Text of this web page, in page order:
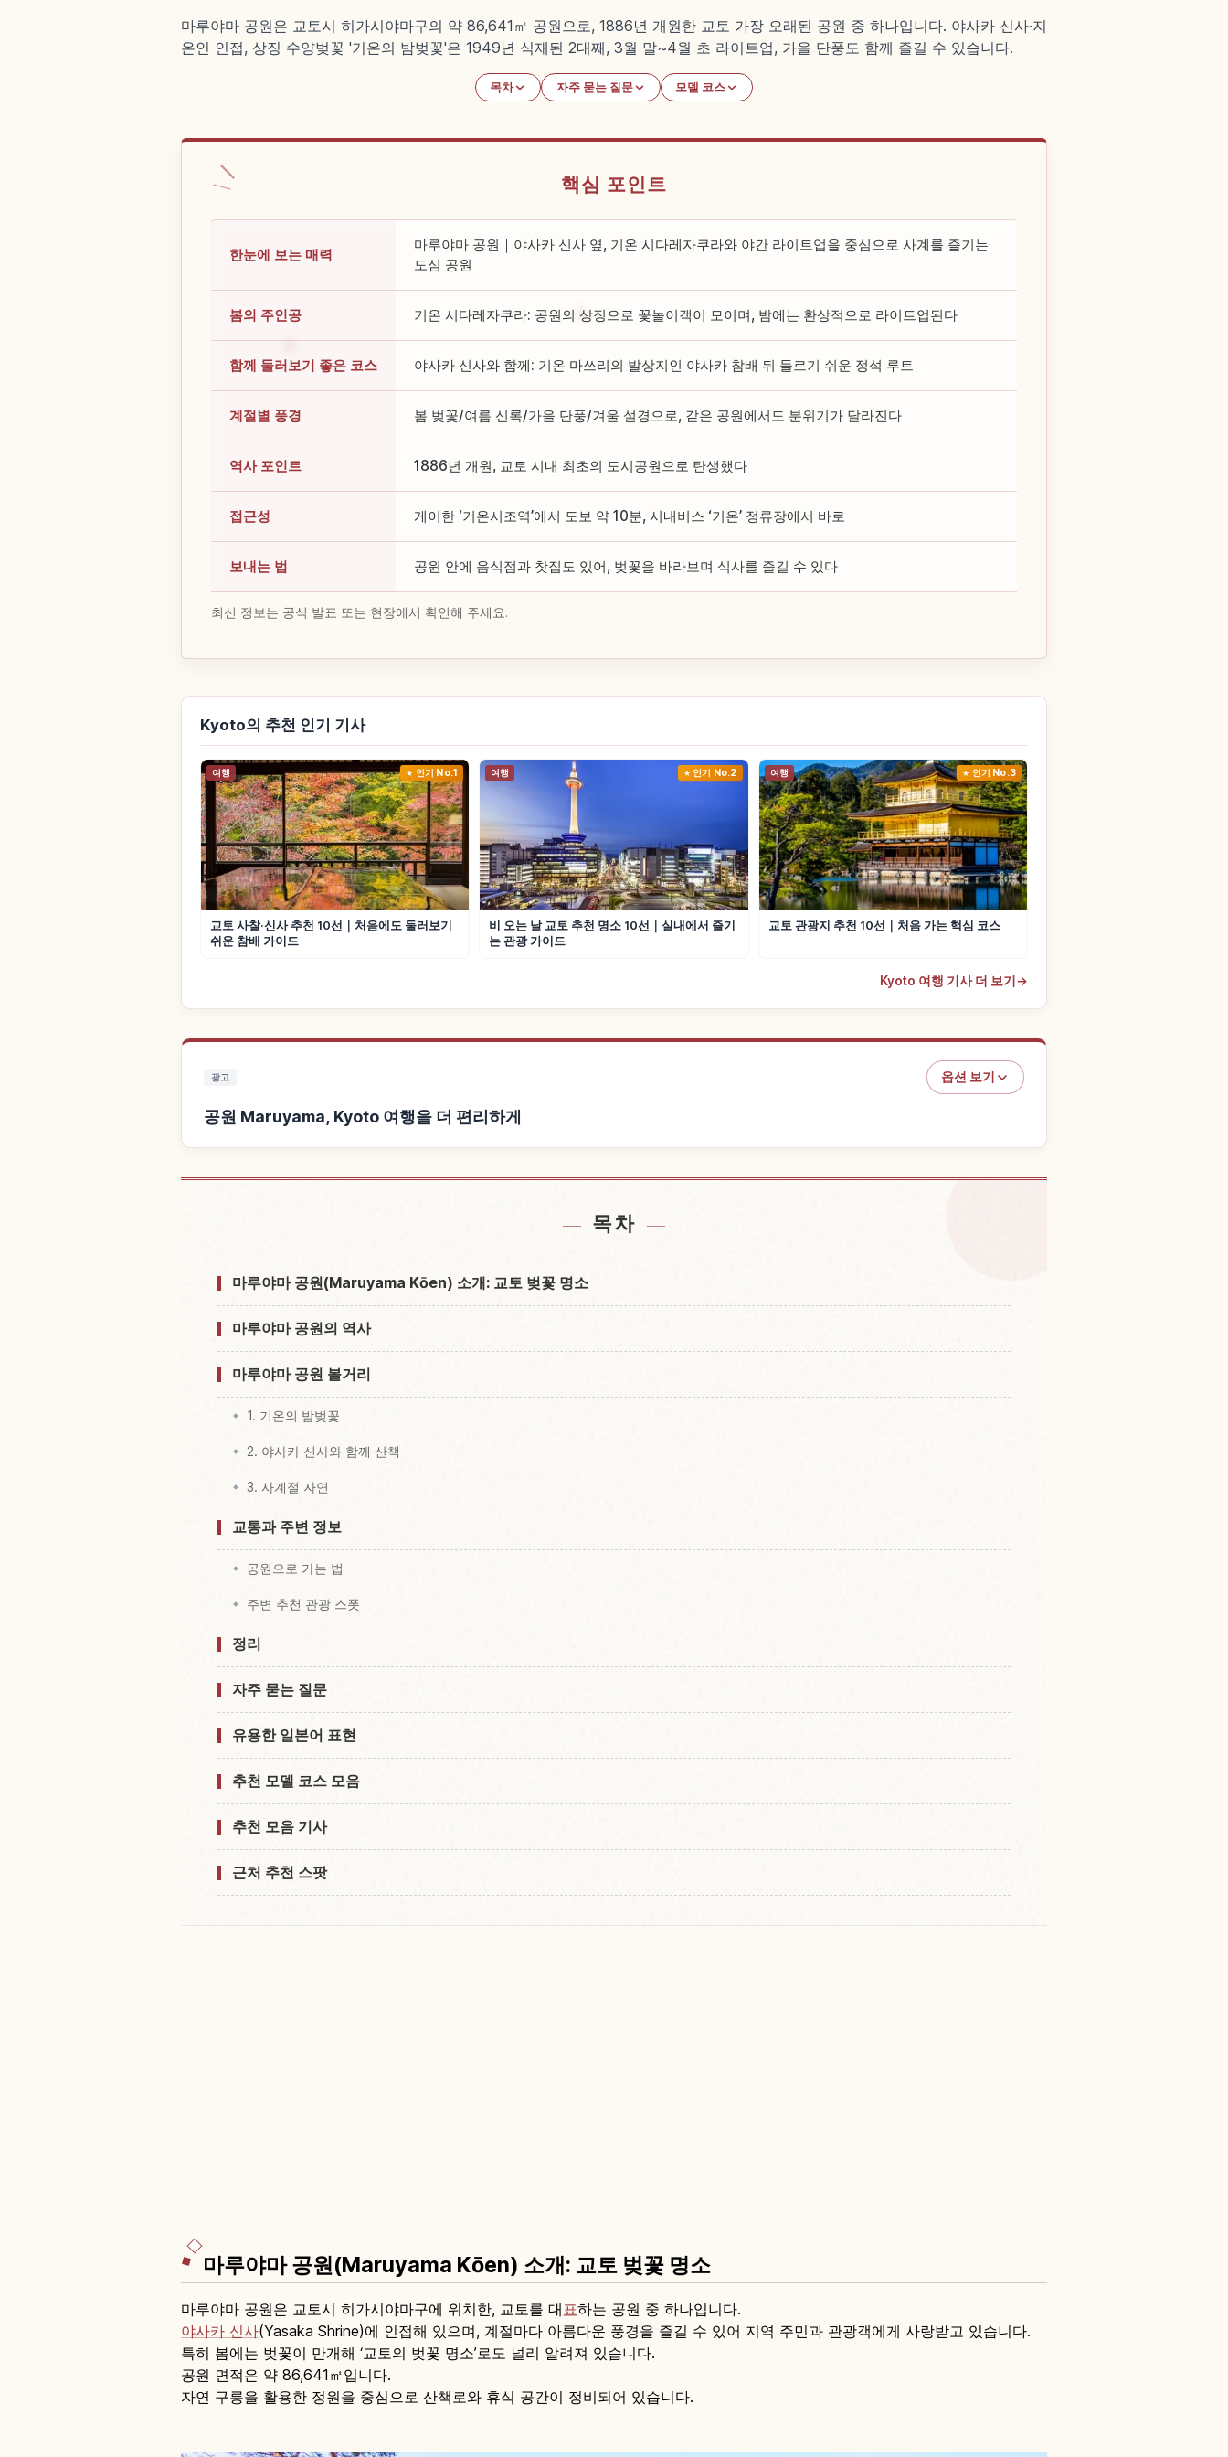
마루야마 공원은 교토시 히가시야마구의 약 86,641㎡ 공원으로, 1886년 개원한 교토 가장 오래된 공원 중 하나입니다. 야사카 신사·지
온인 인접, 상징 수양벚꽃 '기온의 밤벚꽃'은 1949년 식재된 2대째, 3월 말~4월 초 라이트업, 가을 단풍도 함께 즐길 수 있습니다.
목차 자주 묻는 질문 모델 코스
핵심 포인트
한눈에 보는 매력
마루야마 공원｜야사카 신사 옆, 기온 시다레자쿠라와 야간 라이트업을 중심으로 사계를 즐기는
도심 공원
봄의 주인공 기온 시다레자쿠라: 공원의 상징으로 꽃놀이객이 모이며, 밤에는 환상적으로 라이트업된다
함께 둘러보기 좋은 코스 야사카 신사와 함께: 기온 마쓰리의 발상지인 야사카 참배 뒤 들르기 쉬운 정석 루트
계절별 풍경 봄 벚꽃/여름 신록/가을 단풍/겨울 설경으로, 같은 공원에서도 분위기가 달라진다
역사 포인트 1886년 개원, 교토 시내 최초의 도시공원으로 탄생했다
접근성 게이한 ‘기온시조역’에서 도보 약 10분, 시내버스 ‘기온’ 정류장에서 바로
보내는 법 공원 안에 음식점과 찻집도 있어, 벚꽃을 바라보며 식사를 즐길 수 있다
최신 정보는 공식 발표 또는 현장에서 확인해 주세요.
Kyoto의 추천 인기 기사
여행 인기 No.1
교토 사찰·신사 추천 10선｜처음에도 둘러보기
쉬운 참배 가이드
여행 인기 No.2
비 오는 날 교토 추천 명소 10선｜실내에서 즐기
는 관광 가이드
여행 인기 No.3
교토 관광지 추천 10선｜처음 가는 핵심 코스
Kyoto 여행 기사 더 보기 →
광고 옵션 보기
공원 Maruyama, Kyoto 여행을 더 편리하게
목차
마루야마 공원(Maruyama Kōen) 소개: 교토 벚꽃 명소
마루야마 공원의 역사
마루야마 공원 볼거리
1. 기온의 밤벚꽃
2. 야사카 신사와 함께 산책
3. 사계절 자연
교통과 주변 정보
공원으로 가는 법
주변 추천 관광 스폿
정리
자주 묻는 질문
유용한 일본어 표현
추천 모델 코스 모음
추천 모음 기사
근처 추천 스팟
마루야마 공원(Maruyama Kōen) 소개: 교토 벚꽃 명소
마루야마 공원은 교토시 히가시야마구에 위치한, 교토를 대표하는 공원 중 하나입니다.
야사카 신사(Yasaka Shrine)에 인접해 있으며, 계절마다 아름다운 풍경을 즐길 수 있어 지역 주민과 관광객에게 사랑받고 있습니다.
특히 봄에는 벚꽃이 만개해 ‘교토의 벚꽃 명소’로도 널리 알려져 있습니다.
공원 면적은 약 86,641㎡입니다.
자연 구릉을 활용한 정원을 중심으로 산책로와 휴식 공간이 정비되어 있습니다.